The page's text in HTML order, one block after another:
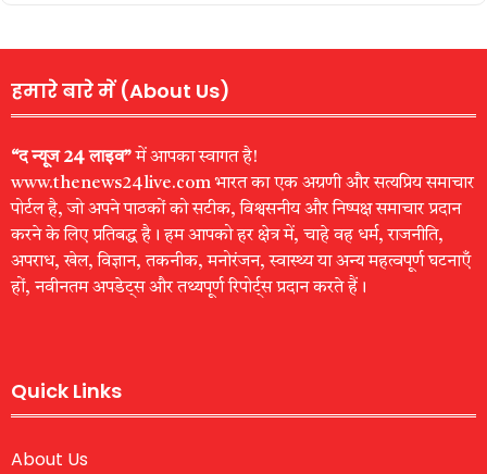
हमारे बारे में (About Us)
“द न्यूज 24 लाइव”में आपका स्वागत है!
www.thenews24live.com भारत का एक अग्रणी और सत्यप्रिय समाचार
पोर्टल है, जो अपने पाठकों को सटीक, विश्वसनीय और निष्पक्ष समाचार प्रदान
करने के लिए प्रतिबद्ध है। हम आपको हर क्षेत्र में, चाहे वह धर्म, राजनीति,
अपराध, खेल, विज्ञान, तकनीक, मनोरंजन, स्वास्थ्य या अन्य महत्वपूर्ण घटनाएँ
हों, नवीनतम अपडेट्स और तथ्यपूर्ण रिपोर्ट्स प्रदान करते हैं।
Quick Links
About Us